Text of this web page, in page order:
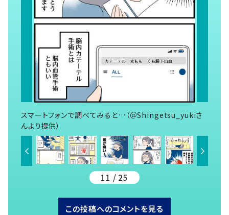
スマートフォンで調べてみると…（＠Shingetsu_yukiさ
んより提供）
11 / 25
この投稿へのコメントを見る